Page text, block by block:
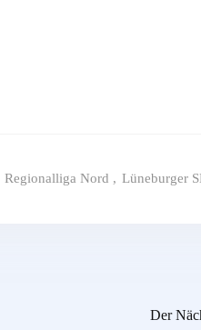
Regionalliga Nord , Lüneburger
Der